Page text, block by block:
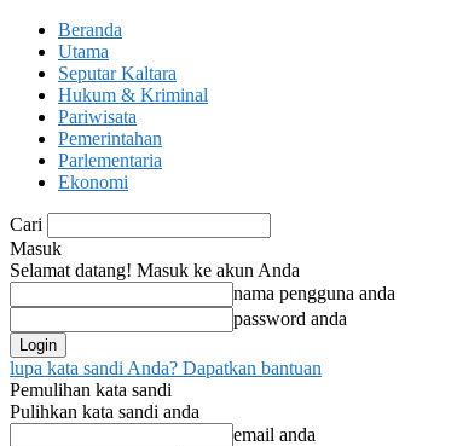
Beranda
Utama
Seputar Kaltara
Hukum & Kriminal
Pariwisata
Pemerintahan
Parlementaria
Ekonomi
Cari
Masuk
Selamat datang! Masuk ke akun Anda
nama pengguna anda
password anda
lupa kata sandi Anda? Dapatkan bantuan
Pemulihan kata sandi
Pulihkan kata sandi anda
email anda